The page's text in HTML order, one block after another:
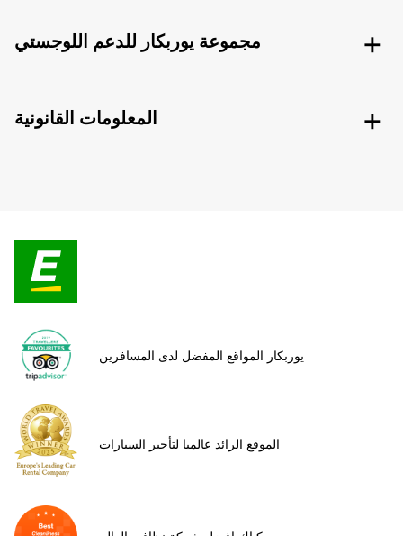
مجموعة يوربكار للدعم اللوجستي
المعلومات القانونية
يوربكار المواقع المفضل لدى المسافرين
الموقع الرائد عالميا لتأجير السيارات